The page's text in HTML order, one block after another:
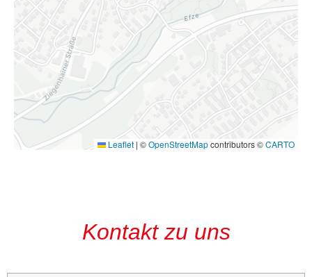
Leaflet | ©OpenStreetMapcontributors ©CARTO
Kontakt zu uns